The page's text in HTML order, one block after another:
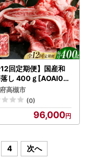
12回定期便】国産和
し 400ｇ[AOAI04
落とし
高槻市
(0)
96,000
4 次へ